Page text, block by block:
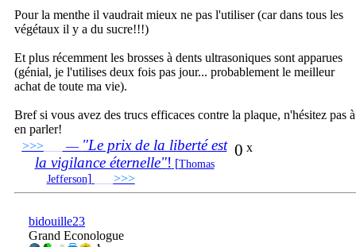
Pour la menthe il vaudrait mieux ne pas l'utiliser (car dans tous les
végétaux il y a du sucre!!!)
Et plus récemment les brosses à dents ultrasoniques sont apparues
(génial, je l'utilises deux fois pas jour... probablement le meilleur
achat de toute ma vie).
Bref si vous avez des trucs efficaces contre la plaque, n'hésitez pas à
en parler!
0 x
>>>___ — "Le prix de la liberté est
la vigilance éternelle"! [Thomas
Jefferson] >>>______________________________
bidouille23
Grand Econologue